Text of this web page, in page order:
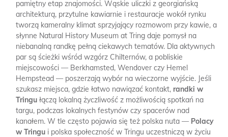
pamiętny etap znajomości. Wąskie uliczki z georgiańską
architekturą, przytulne kawiarnie i restauracje wokół rynku
tworzą kameralny klimat sprzyjający rozmowom przy kawie, a
słynne Natural History Museum at Tring daje pomysł na
niebanalną randkę pełną ciekawych tematów. Dla aktywnych
par są ścieżki wśród wzgórz Chilternów, a pobliskie
miejscowości — Berkhamsted, Wendover czy Hemel
Hempstead — poszerzają wybór na wieczorne wyjście. Jeśli
szukasz miejsca, gdzie łatwo nawiązać kontakt, randki w
Tringu łączą lokalną życzliwość z możliwością spotkań na
targu, podczas lokalnych festynów czy spacerów nad
kanałem. W tle często pojawia się też polska nuta — Polacy
w Tringu i polska społeczność w Tringu uczestniczą w życiu